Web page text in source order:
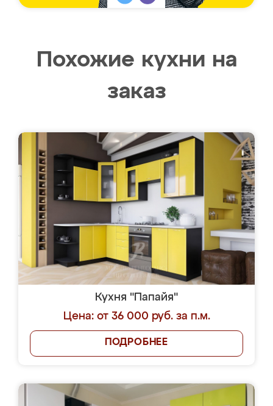
Похожие кухни на
заказ
Кухня "Папайя"
Цена: от 36 000 руб. за п.м.
ПОДРОБНЕЕ